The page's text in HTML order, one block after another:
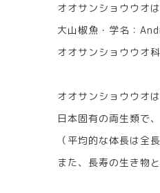
オオサンショウウオ
大山椒魚・学名：
オオサンショウウオ
オオサンショウウオ
日本固有の両生類で
（平均的な体長は全
また、長寿の生き物